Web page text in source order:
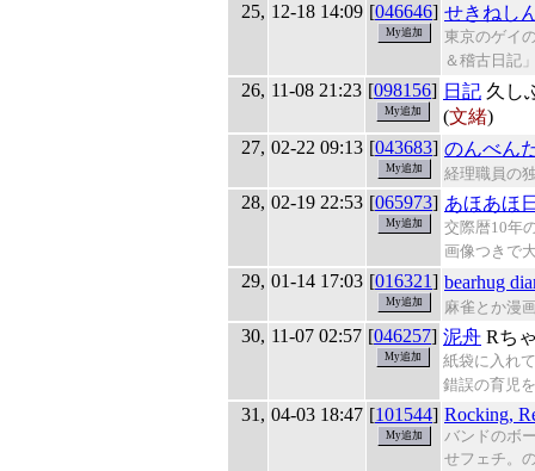
25, 12-18 14:09 [046646] せきねし
東京のゲイ
＆稽古日記
26, 11-08 21:23 [098156] 日記 久し
(文緒)
27, 02-22 09:13 [043683] のんべん
経理職員の
28, 02-19 22:53 [065973] あほあほ
交際暦10年
画像つきで
29, 01-14 17:03 [016321] bearhug
麻雀とか漫
30, 11-07 02:57 [046257] 泥舟 Rち
紙袋に入れ
錯誤の育児
31, 04-03 18:47 [101544] Rocking,
バンドのボ
せフェチ。